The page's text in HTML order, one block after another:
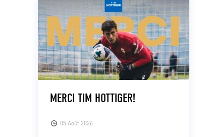
05 Août 2026
MERCI TIM HOTTIGER!